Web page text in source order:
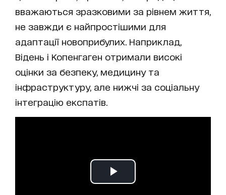
вважаються зразковими за рівнем життя,
не завжди є найпростішими для
адаптації новоприбулих. Наприклад,
Відень і Копенгаген отримали високі
оцінки за безпеку, медицину та
інфраструктуру, але нижчі за соціальну
інтеграцію експатів.